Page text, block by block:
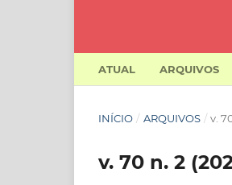
ATUAL ARQUIVOS
INÍCIO / ARQUIVOS / v.
v. 70 n. 2